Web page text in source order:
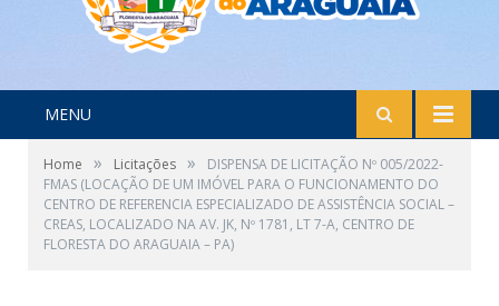
MENU
Home » Licitações »
DISPENSA DE LICITAÇÃO Nº 005/2022-
FMAS (LOCAÇÃO DE UM IMÓVEL PARA O FUNCIONAMENTO DO
CENTRO DE REFERENCIA ESPECIALIZADO DE ASSISTÊNCIA SOCIAL –
CREAS, LOCALIZADO NA AV. JK, Nº 1781, LT 7-A, CENTRO DE
FLORESTA DO ARAGUAIA – PA)